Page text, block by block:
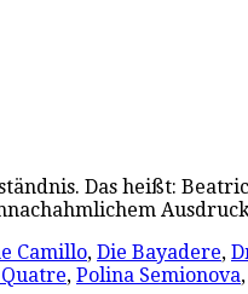
Das heißt:
Camillo, Die Bayadere,
, Polina Semionova,